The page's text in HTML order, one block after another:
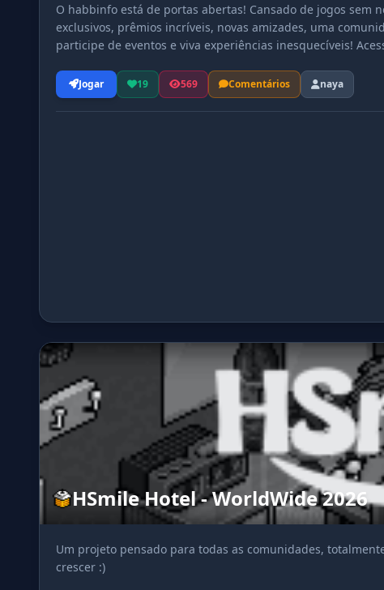
O habbinfo está de portas abertas! Cansado de jogos sem
exclusivos, prêmios incríveis, novas amizades, uma
participe de eventos e viva experiências inesquecíveis!
Jogar 19 569 Comentários naya
HSmile Hotel - WorldWide 2026
Um projeto pensado para todas as comunidades,
crescer :)